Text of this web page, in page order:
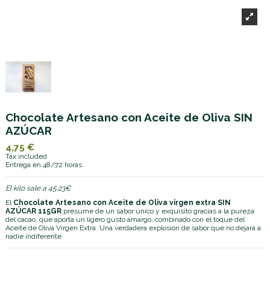
Chocolate Artesano con Aceite de Oliva SIN
AZÚCAR
4,75 €
Tax included
Entrega en 48/72 horas.
El kilo sale a 45.23€
El Chocolate Artesano con Aceite de Oliva virgen extra SIN
AZÚCAR 115GR presume de un sabor único y exquisito gracias a la pureza
del cacao, que aporta un ligero gusto amargo, combinado con el toque del
Aceite de Oliva Virgen Extra. Una verdadera explosión de sabor que no dejará a
nadie indiferente